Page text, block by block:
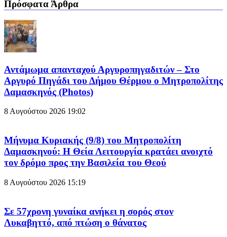
Πρόσφατα Άρθρα
Αντάμωμα απανταχού Αργυροπηγαδιτών – Στο
Αργυρό Πηγάδι του Δήμου Θέρμου ο Μητροπολίτης
Δαμασκηνός (Photos)
8 Αυγούστου 2026 19:02
Μήνυμα Κυριακής (9/8) του Μητροπολίτη
Δαμασκηνού: Η Θεία Λειτουργία κρατάει ανοιχτό
τον δρόμο προς την Βασιλεία του Θεού
8 Αυγούστου 2026 15:19
Σε 57χρονη γυναίκα ανήκει η σορός στον
Λυκαβηττό, από πτώση ο θάνατος